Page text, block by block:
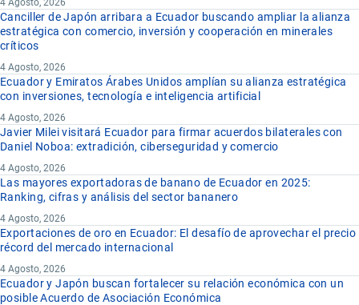
Canciller de Japón arribara a Ecuador buscando ampliar la alianza
estratégica con comercio, inversión y cooperación en minerales
críticos
4 Agosto, 2026
Ecuador y Emiratos Árabes Unidos amplían su alianza estratégica
con inversiones, tecnología e inteligencia artificial
4 Agosto, 2026
Javier Milei visitará Ecuador para firmar acuerdos bilaterales con
Daniel Noboa: extradición, ciberseguridad y comercio
4 Agosto, 2026
Las mayores exportadoras de banano de Ecuador en 2025:
Ranking, cifras y análisis del sector bananero
4 Agosto, 2026
Exportaciones de oro en Ecuador: El desafío de aprovechar el precio
récord del mercado internacional
4 Agosto, 2026
Ecuador y Japón buscan fortalecer su relación económica con un
posible Acuerdo de Asociación Económica